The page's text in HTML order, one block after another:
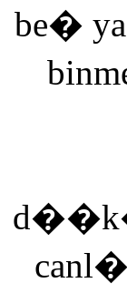
be�
canl�